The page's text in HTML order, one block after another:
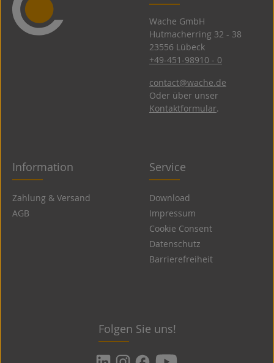
Wache GmbH
Hutmacherring 32 ­- 38
23556 Lübeck
+49-451-98910 - 0
contact@wache.de
Oder über unser
Kontaktformular.
Information
Zahlung & Versand
AGB
Service
Download
Impressum
Cookie Consent
Datenschutz
Barrierefreiheit
Folgen Sie uns!